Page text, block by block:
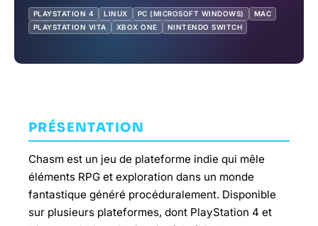
PLAYSTATION 4 LINUX PC (MICROSOFT WINDOWS)
MAC
PLAYSTATION VITA
XBOX ONE NINTENDO SWITCH
PRÉSENTATION
Chasm est un jeu de plateforme indie qui mêle
éléments RPG et exploration dans un monde
fantastique généré procéduralement. Disponible
sur plusieurs plateformes, dont PlayStation 4 et